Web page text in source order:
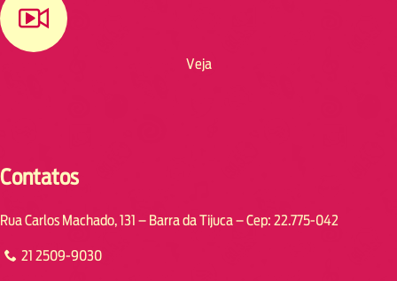
Veja
Contatos
Rua Carlos Machado, 131 – Barra da Tijuca – Cep: 22.775-042
21 2509-9030